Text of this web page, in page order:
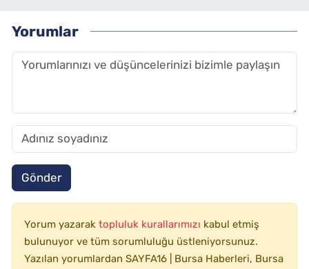
Yorumlar
Gönder
Yorum yazarak topluluk kurallarımızı kabul etmiş
bulunuyor ve tüm sorumluluğu üstleniyorsunuz.
Yazılan yorumlardan SAYFA16 | Bursa Haberleri, Bursa